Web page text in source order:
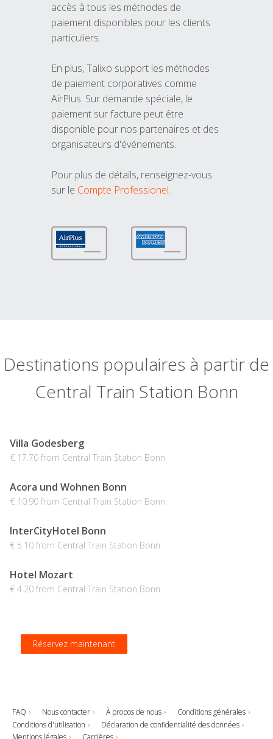
accès à tous les méthodes de
paiement disponibles pour les clients
particuliers.
En plus, Talixo support les méthodes
de paiement corporatives comme
AirPlus. Sur demande spéciale, le
paiement sur facture peut être
disponible pour nos partenaires et des
organisateurs d'événements.
Pour plus de détails, renseignez-vous
sur le Compte Professionel.
Destinations populaires à partir de
Central Train Station Bonn
Villa Godesberg
€ 17.70 from Central Train Station Bonn
Réservez maintenant
Acora und Wohnen Bonn
€ 10.90 from Central Train Station Bonn
Réservez maintenant
InterCityHotel Bonn
€ 5.10 from Central Train Station Bonn
Réservez maintenant
Hotel Mozart
€ 4.20 from Central Train Station Bonn
Réservez maintenant
FAQ Nous contacter À propos de nous
Conditions générales
Conditions d'utilisation
Déclaration de confidentialité des données
Mentions légales
Carrières